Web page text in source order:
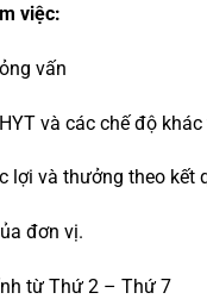
việc:
vấn
và các chế độ
lợi và thưởng theo kết
đơn vị.
từ Thứ 2 – Thứ 7